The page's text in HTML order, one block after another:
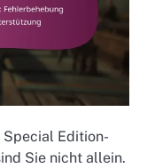
Special Edition-
Sie nicht allein.